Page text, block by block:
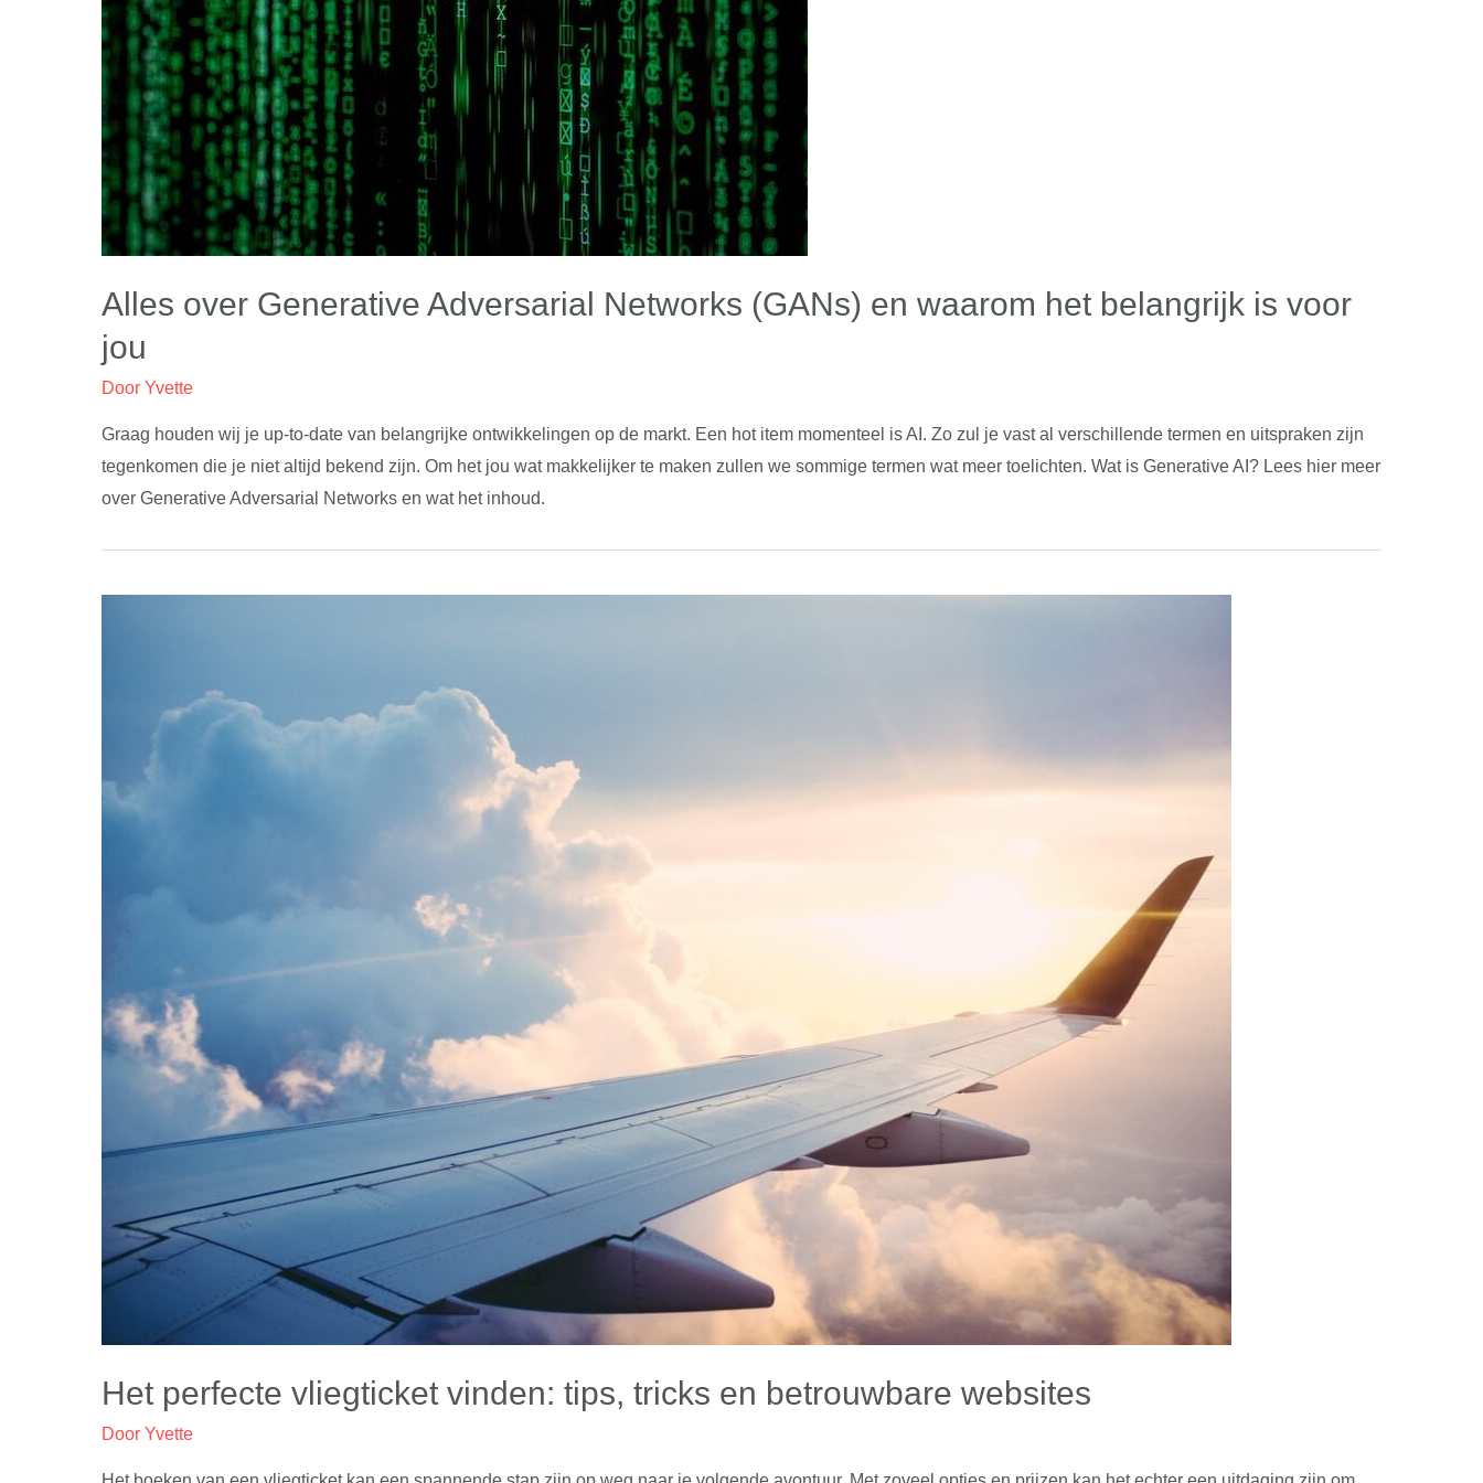
Alles over Generative Adversarial Networks (GANs) en waarom het belangrijk is voor
jou
Door Yvette
Graag houden wij je up-to-date van belangrijke ontwikkelingen op de markt. Een hot item momenteel is AI. Zo zul je vast al verschillende termen en uitspraken zijn
tegenkomen die je niet altijd bekend zijn. Om het jou wat makkelijker te maken zullen we sommige termen wat meer toelichten. Wat is Generative AI? Lees hier meer
over Generative Adversarial Networks en wat het inhoud.
Het perfecte vliegticket vinden: tips, tricks en betrouwbare websites
Door Yvette